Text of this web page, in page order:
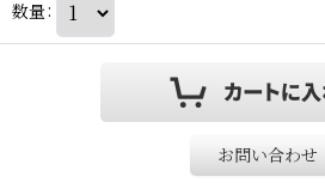
数量:
お問い合わせ